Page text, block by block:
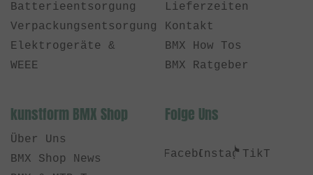
Batterieentsorgung
Verpackungsentsorgung
Elektrogeräte &
WEEE
Lieferzeiten
Kontakt
BMX How Tos
BMX Ratgeber
kunstform BMX Shop
Über Uns
BMX Shop News
Folge Uns
FacebookInstagramTikTok